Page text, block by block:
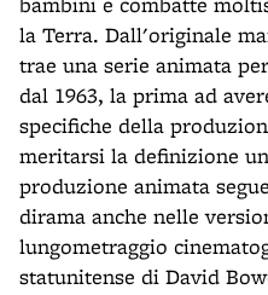
la Terra. Dall'originale
trae una serie animata
dal 1963, la prima ad
specifiche della
meritarsi la definizione
produzione animata
dirama anche nelle
lungometraggio
statunitense di David